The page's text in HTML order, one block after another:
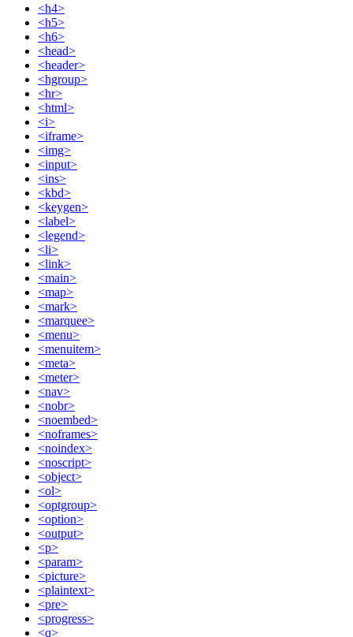
<h4>
<h5>
<h6>
<head>
<header>
<hgroup>
<hr>
<html>
<i>
<iframe>
<img>
<input>
<ins>
<kbd>
<keygen>
<label>
<legend>
<li>
<link>
<main>
<map>
<mark>
<marquee>
<menu>
<menuitem>
<meta>
<meter>
<nav>
<nobr>
<noembed>
<noframes>
<noindex>
<noscript>
<object>
<ol>
<optgroup>
<option>
<output>
<p>
<param>
<picture>
<plaintext>
<pre>
<progress>
<q>